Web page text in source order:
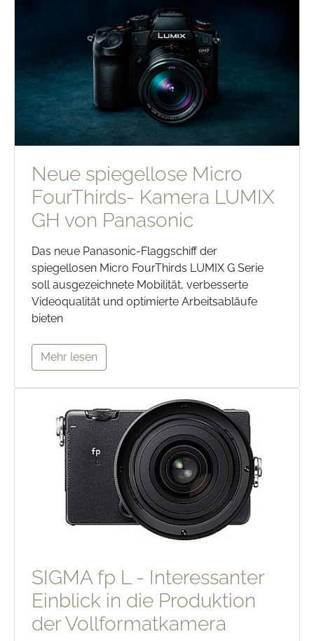
Neue spiegellose Micro
FourThirds- Kamera LUMIX
GH von Panasonic
Das neue Panasonic-Flaggschiff der
spiegellosen Micro FourThirds LUMIX G Serie
soll ausgezeichnete Mobilität, verbesserte
Videoqualität und optimierte Arbeitsabläufe
bieten
Mehr lesen
SIGMA fp L - Interessanter
Einblick in die Produktion
der Vollformatkamera